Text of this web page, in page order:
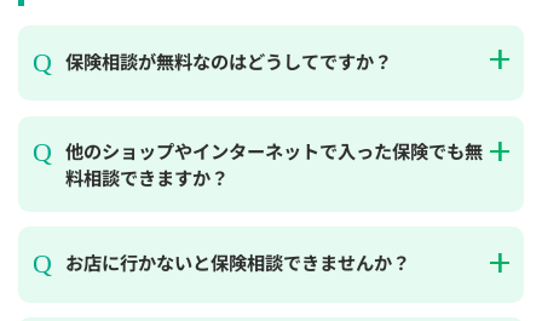
保険相談が無料なのはどうしてですか？
他のショップやインターネットで入った保険でも無
料相談できますか？
お店に行かないと保険相談できませんか？